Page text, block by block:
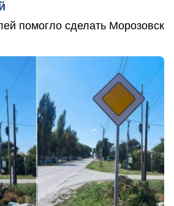
помогло сделать Морозовск